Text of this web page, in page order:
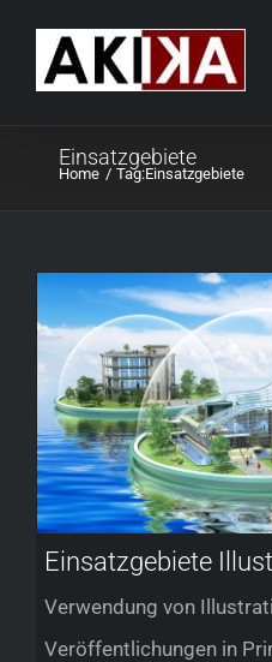
Einsatzgebiete
Home Tag:Einsatzgebiete
Einsatzgebiete
Verwendung von
Veröffentlichungen in